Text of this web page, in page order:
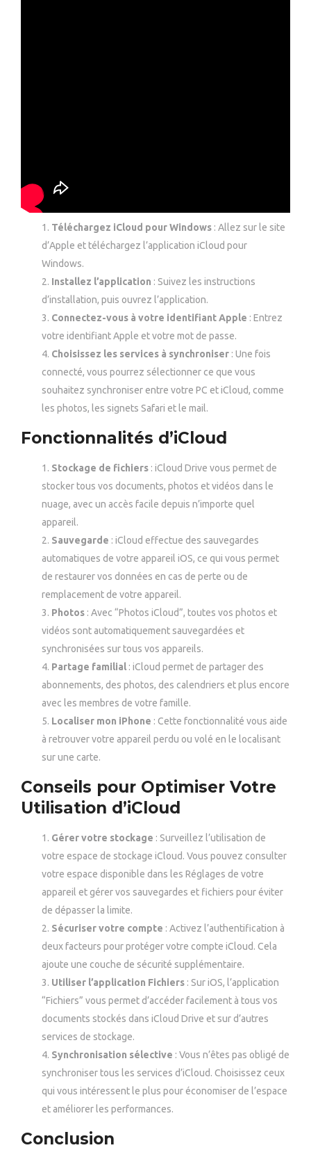
Téléchargez iCloud pour Windows : Allez sur le site
d’Apple et téléchargez l’application iCloud pour
Windows.
Installez l’application : Suivez les instructions
d’installation, puis ouvrez l’application.
Connectez-vous à votre identifiant Apple : Entrez
votre identifiant Apple et votre mot de passe.
Choisissez les services à synchroniser : Une fois
connecté, vous pourrez sélectionner ce que vous
souhaitez synchroniser entre votre PC et iCloud, comme
les photos, les signets Safari et le mail.
Fonctionnalités d’iCloud
Stockage de fichiers : iCloud Drive vous permet de
stocker tous vos documents, photos et vidéos dans le
nuage, avec un accès facile depuis n’importe quel
appareil.
Sauvegarde : iCloud effectue des sauvegardes
automatiques de votre appareil iOS, ce qui vous permet
de restaurer vos données en cas de perte ou de
remplacement de votre appareil.
Photos : Avec “Photos iCloud”, toutes vos photos et
vidéos sont automatiquement sauvegardées et
synchronisées sur tous vos appareils.
Partage familial : iCloud permet de partager des
abonnements, des photos, des calendriers et plus encore
avec les membres de votre famille.
Localiser mon iPhone : Cette fonctionnalité vous aide
à retrouver votre appareil perdu ou volé en le localisant
sur une carte.
Conseils pour Optimiser Votre
Utilisation d’iCloud
Gérer votre stockage : Surveillez l’utilisation de
votre espace de stockage iCloud. Vous pouvez consulter
votre espace disponible dans les Réglages de votre
appareil et gérer vos sauvegardes et fichiers pour éviter
de dépasser la limite.
Sécuriser votre compte : Activez l’authentification à
deux facteurs pour protéger votre compte iCloud. Cela
ajoute une couche de sécurité supplémentaire.
Utiliser l’application Fichiers : Sur iOS, l’application
“Fichiers” vous permet d’accéder facilement à tous vos
documents stockés dans iCloud Drive et sur d’autres
services de stockage.
Synchronisation sélective : Vous n’êtes pas obligé de
synchroniser tous les services d’iCloud. Choisissez ceux
qui vous intéressent le plus pour économiser de l’espace
et améliorer les performances.
Conclusion